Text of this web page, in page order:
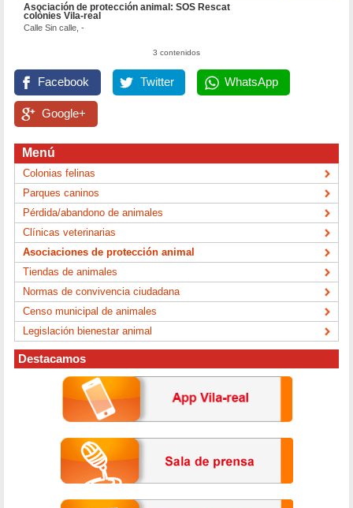
Asociación de protección animal: SOS Rescat
colònies Vila-real
Calle Sin calle, -
3 contenidos
Facebook Twitter WhatsApp
Google+
Menú
Colonias felinas
Parques caninos
Pérdida/abandono de animales
Clínicas veterinarias
Asociaciones de protección animal
Tiendas de animales
Normas de convivencia ciudadana
Censo municipal de animales
Legislación bienestar animal
Destacamos